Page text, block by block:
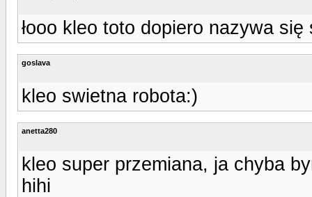
łooo kleo toto dopiero nazywa
goslava
kleo swietna robota:)
anetta280
kleo super przemiana, ja chyba
hihi